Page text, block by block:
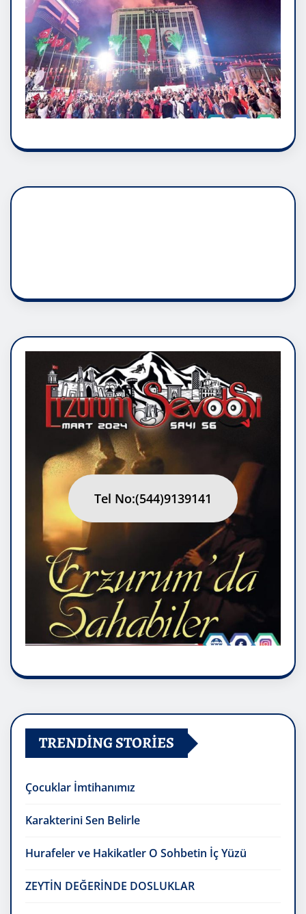
Tel No:(544)9139141
TRENDING STORIES
Çocuklar İmtihanımız
Karakterini Sen Belirle
Hurafeler ve Hakikatler O Sohbetin İç Yüzü
ZEYTİN DEĞERİNDE DOSLUKLAR